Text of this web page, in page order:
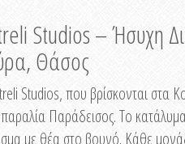
Studios – Ήσυχη
Θάσος
Studios, που βρίσκονται στα
Παράδεισος. Το
με θέα στο βουνό. Κάθε